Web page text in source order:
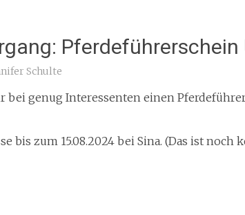
Pferdeführerschein
Schulte
bei genug Interessenten einen
bis zum 15.08.2024 bei Sina. (Das ist noch